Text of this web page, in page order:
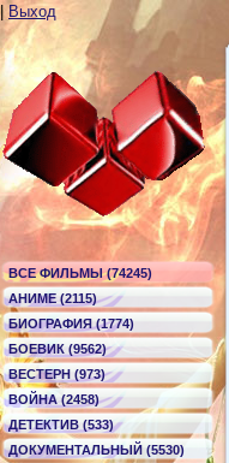
Выход
ВСЕ ФИЛЬМЫ (74245)
АНИМЕ (2115)
БИОГРАФИЯ (1774)
БОЕВИК (9562)
ВЕСТЕРН (973)
ВОЙНА (2458)
ДЕТЕКТИВ (533)
ДОКУМЕНТАЛЬНЫЙ (5530)